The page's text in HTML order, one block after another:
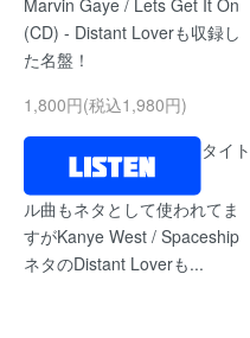
Marvin Gaye / Lets Get It On
(CD) - Distant Loverも収録し
た名盤！
1,800円(税込1,980円)
タイト
ル曲もネタとして使われてま
すがKanye West / Spaceship
ネタのDistant Loverも...